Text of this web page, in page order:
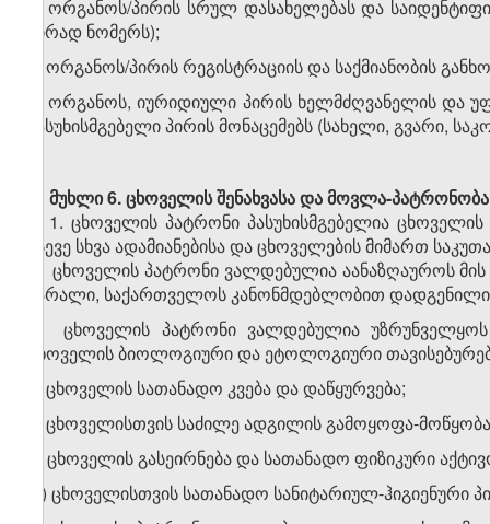
ა) ორგანოს/პირის სრულ დასახელებას და
პირად ნომერს);
ბ) ორგანოს/პირის რეგისტრაციის და საქმიანობის
გ) ორგანოს, იურიდიული პირის ხელმძღვანელის და
პასუხისმგებელი პირის მონაცემებს (სახელი, გვარი,
მუხლი 6.ცხოველის შენახვასა და მოვლა-
1. ცხოველის პატრონი პასუხისმგებელია
ასევე სხვა ადამიანებისა და ცხოველების მიმართ
2. ცხოველის პატრონი ვალდებულია აანაზღაუროს
ზარალი, საქართველოს კანონმდებლობით დადგენილი
3. ცხოველის პატრონი ვალდებულია
ცხოველის ბიოლოგიური და ეტოლოგიური
ა) ცხოველის სათანადო კვება და დაწყურვება;
ბ) ცხოველისთვის საძილე ადგილის გამოყოფა-
გ) ცხოველის გასეირნება და სათანადო ფიზიკური
დ) ცხოველისთვის სათანადო სანიტარიულ-ჰიგიენური